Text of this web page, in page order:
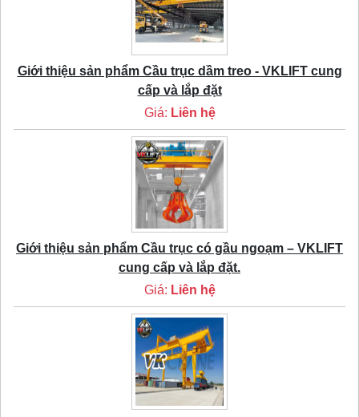
Giới thiệu sản phẩm Cầu trục dầm treo - VKLIFT cung
cấp và lắp đặt
Giá: Liên hệ
Giới thiệu sản phẩm Cầu trục có gầu ngoạm – VKLIFT
cung cấp và lắp đặt.
Giá: Liên hệ